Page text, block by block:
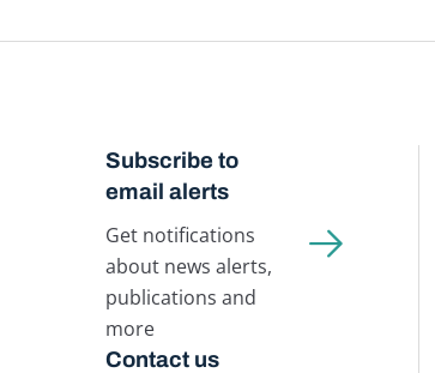
Subscribe to
email alerts
Get notifications
about news alerts,
publications and
more
Contact us